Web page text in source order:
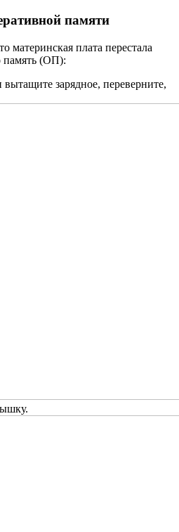
памяти
материнская плата перестала
память (ОП):
зарядное, переверните,